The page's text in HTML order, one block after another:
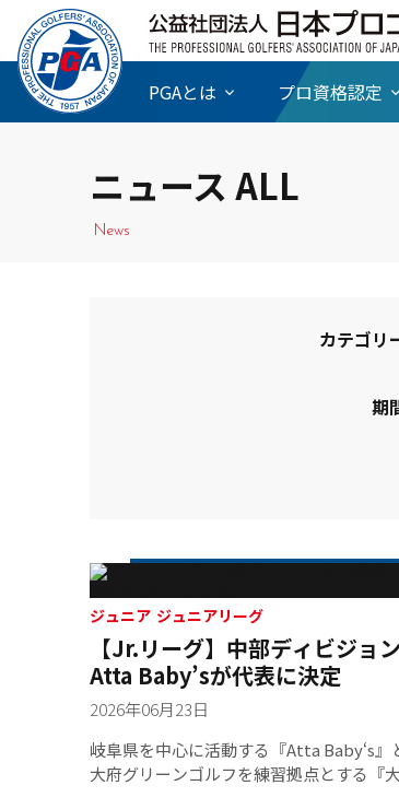
PGAとは プロ資格認定
ニュース ALL
News
カテゴリ
期
ジュニア ジュニアリーグ
【Jr.リーグ】中部ディビジョン
Atta Baby’sが代表に決定
2026年06月23日
岐阜県を中心に活動する『Atta Baby‘s』
大府グリーンゴルフを練習拠点とする『